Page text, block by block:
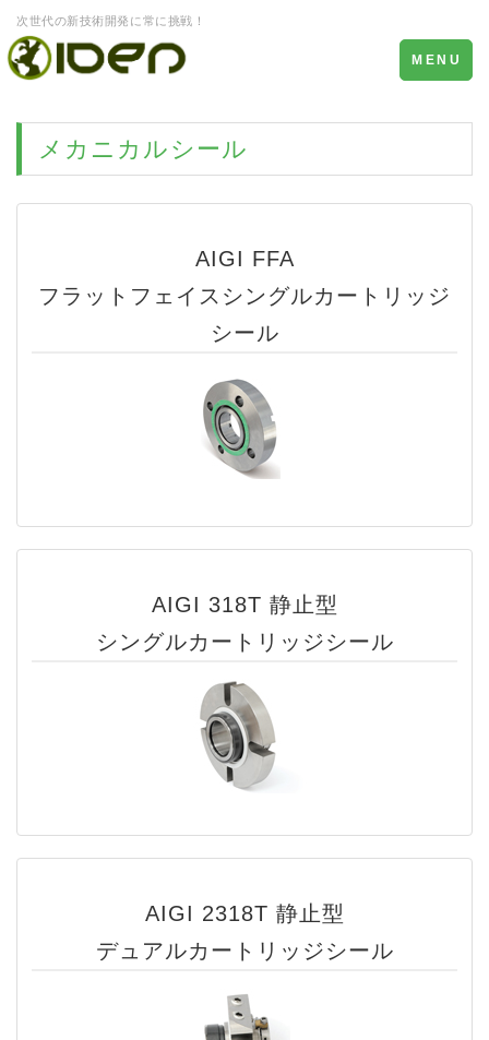
次世代の新技術開発に常に挑戦！
Toggle
navigation
MENU
メカニカルシール
AIGI FFA
フラットフェイスシングルカートリッジ
シール
AIGI 318T 静止型
シングルカートリッジシール
AIGI 2318T 静止型
デュアルカートリッジシール